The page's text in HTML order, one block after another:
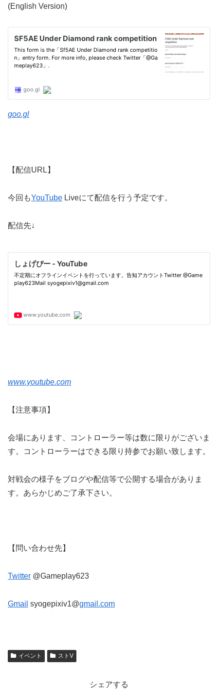
(English Version)
goo.gl
【配信URL】
今回もYouTube Liveにて配信を行う予定です。
配信先↓
www.youtube.com
【注意事項】
会場にあります、コントローラー等は数に限りがございま
す。コントローラーはできる限り持参でお願い致します。
対戦会の様子をブログや配信等で公開する場合がありま
す。あらかじめご了承下さい。
【問い合わせ先】
Twitter @Gameplay623
Gmail syogepixiv1@gmail.com
イベント ストV
シェアする